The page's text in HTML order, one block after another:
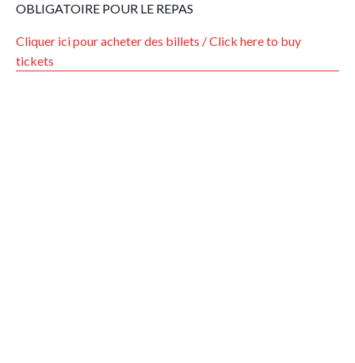
OBLIGATOIRE POUR LE REPAS
Cliquer ici pour acheter des billets / Click here to buy
tickets